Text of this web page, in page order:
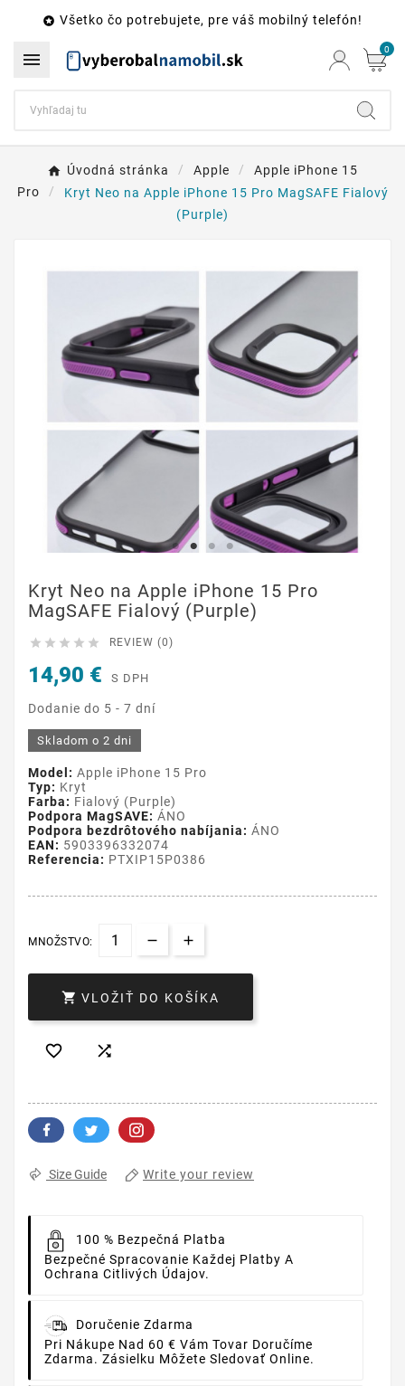
 Všetko čo potrebujete, pre váš mobilný telefón!
 0
Úvodná stránka Apple
Apple iPhone 15
Pro
Kryt Neo na Apple iPhone 15 Pro MagSAFE Fialový
(Purple)
Kryt Neo na Apple iPhone 15 Pro
MagSAFE Fialový (Purple)
     REVIEW (0)
14,90 € S DPH
Dodanie do 5 - 7 dní
Skladom o 2 dni
Model: Apple iPhone 15 Pro
Typ: Kryt
Farba: Fialový (Purple)
Podpora MagSAVE: ÁNO
Podpora bezdrôtového nabíjania: ÁNO
EAN: 5903396332074
Referencia: PTXIP15P0386
MNOŽSTVO:
 VLOŽIŤ DO KOŠÍKA
 
Size Guide Write your review
100 % Bezpečná Platba
Bezpečné Spracovanie Každej Platby A
Ochrana Citlivých Údajov.
Doručenie Zdarma
Pri Nákupe Nad 60 € Vám Tovar Doručíme
Zdarma. Zásielku Môžete Sledovať Online.